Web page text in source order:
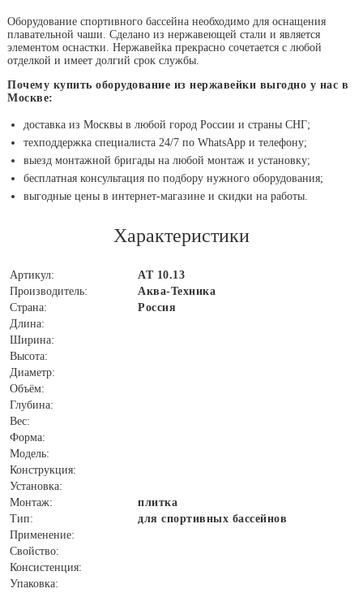
Оборудование спортивного бассейна необходимо для оснащения
плавательной чаши. Сделано из нержавеющей стали и является
элементом оснастки. Нержавейка прекрасно сочетается с любой
отделкой и имеет долгий срок службы.
Почему купить оборудование из нержавейки выгодно у нас в
Москве:
доставка из Москвы в любой город России и страны СНГ;
техподдержка специалиста 24/7 по WhatsApp и телефону;
выезд монтажной бригады на любой монтаж и установку;
бесплатная консультация по подбору нужного оборудования;
выгодные цены в интернет-магазине и скидки на работы.
Характеристики
Артикул:
АТ 10.13
Производитель:
Аква-Техника
Страна:
Россия
Длина:
Ширина:
Высота:
Диаметр:
Объём:
Глубина:
Вес:
Форма:
Модель:
Конструкция:
Установка:
Монтаж:
плитка
Тип:
для спортивных бассейнов
Применение:
Свойство:
Консистенция:
Упаковка: